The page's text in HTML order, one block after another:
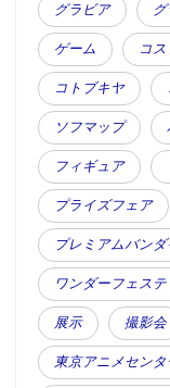
グラビア
ゲーム コ
コトブキヤ
ソフマップ
フィギュア
プライズフェア
プレミアムバンダ
ワンダーフェス
展示 撮影会
東京アニメセンタ